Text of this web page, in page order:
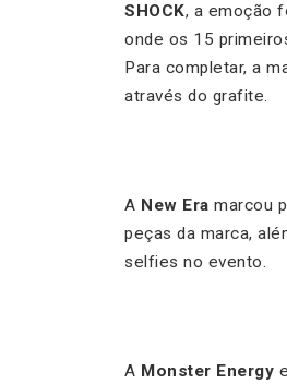
SHOCK, a emoção
onde os 15
Para completar, a
através do grafite.
A New Era marcou
peças da marca,
selfies no evento.
A Monster Energy